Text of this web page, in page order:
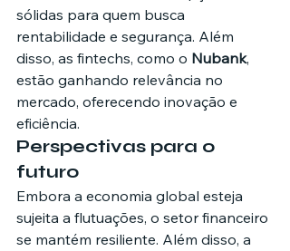
sólidas para quem busca
rentabilidade e segurança. Além
disso, as fintechs, como o Nubank,
estão ganhando relevância no
mercado, oferecendo inovação e
eficiência.
Perspectivas para o
futuro
Embora a economia global esteja
sujeita a flutuações, o setor financeiro
se mantém resiliente. Além disso, a